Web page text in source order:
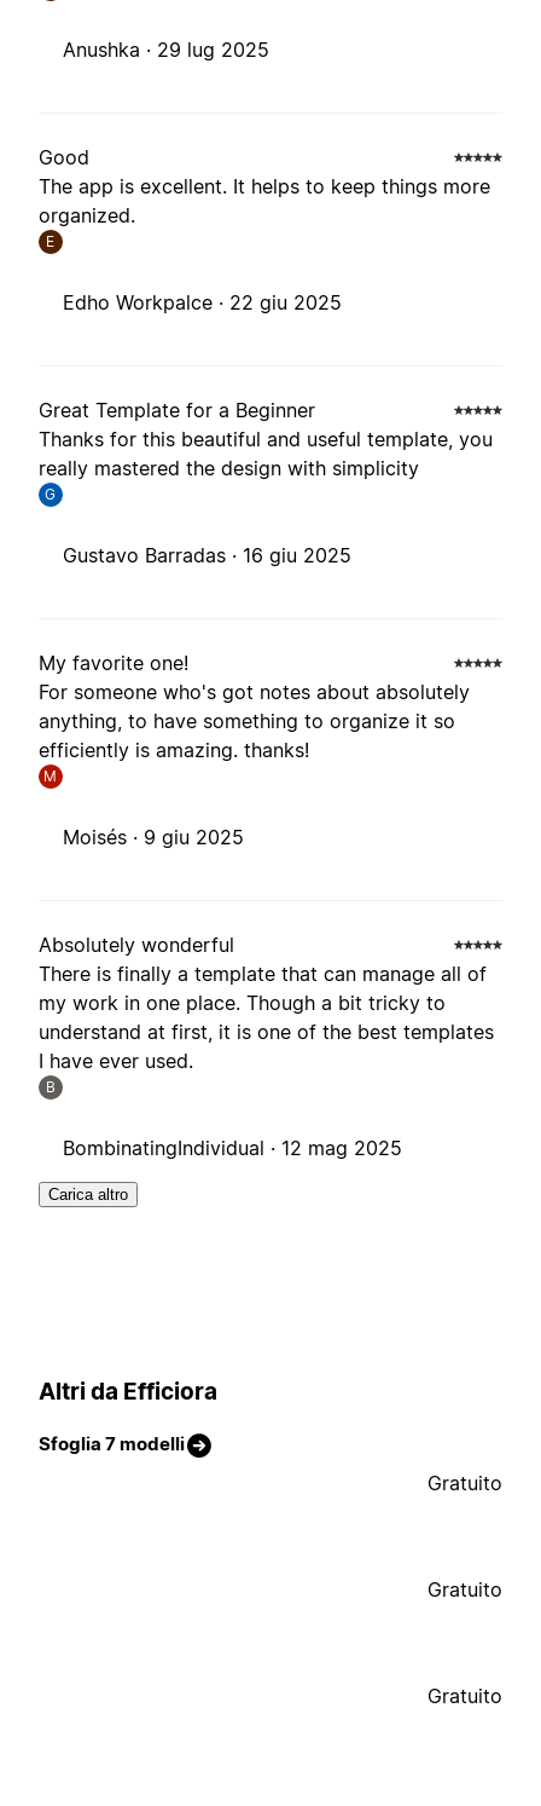
Anushka · 29 lug 2025
Good
The app is excellent. It helps to keep things more
organized.
E
Edho Workpalce · 22 giu 2025
Great Template for a Beginner
Thanks for this beautiful and useful template, you
really mastered the design with simplicity
G
Gustavo Barradas · 16 giu 2025
My favorite one!
For someone who's got notes about absolutely
anything, to have something to organize it so
efficiently is amazing. thanks!
M
Moisés · 9 giu 2025
Absolutely wonderful
There is finally a template that can manage all of
my work in one place. Though a bit tricky to
understand at first, it is one of the best templates
I have ever used.
B
BombinatingIndividual · 12 mag 2025
Carica altro
Altri da Efficiora
Sfoglia 7 modelli
Gratuito
Gratuito
Gratuito